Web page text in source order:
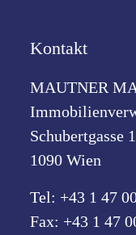
Kontakt
MAUTNER
Schubertgasse
1090 Wien
Tel: +43 1 47
Fax: +43 1 47